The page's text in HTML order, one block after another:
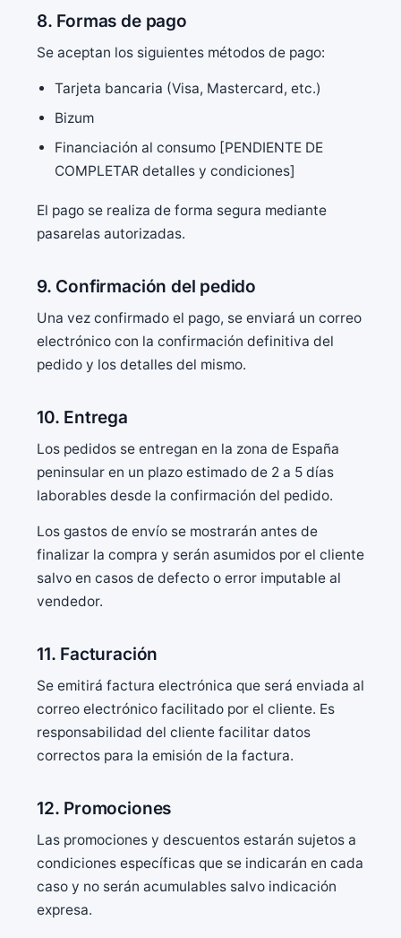
8. Formas de pago
Se aceptan los siguientes métodos de pago:
Tarjeta bancaria (Visa, Mastercard, etc.)
Bizum
Financiación al consumo [PENDIENTE DE
COMPLETAR detalles y condiciones]
El pago se realiza de forma segura mediante
pasarelas autorizadas.
9. Confirmación del pedido
Una vez confirmado el pago, se enviará un correo
electrónico con la confirmación definitiva del
pedido y los detalles del mismo.
10. Entrega
Los pedidos se entregan en la zona de España
peninsular en un plazo estimado de 2 a 5 días
laborables desde la confirmación del pedido.
Los gastos de envío se mostrarán antes de
finalizar la compra y serán asumidos por el cliente
salvo en casos de defecto o error imputable al
vendedor.
11. Facturación
Se emitirá factura electrónica que será enviada al
correo electrónico facilitado por el cliente. Es
responsabilidad del cliente facilitar datos
correctos para la emisión de la factura.
12. Promociones
Las promociones y descuentos estarán sujetos a
condiciones específicas que se indicarán en cada
caso y no serán acumulables salvo indicación
expresa.